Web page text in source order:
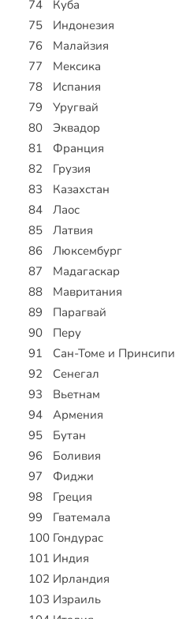
74
Куба
75
Индонезия
76
Малайзия
77
Мексика
78
Испания
79
Уругвай
80
Эквадор
81
Франция
82
Грузия
83
Казахстан
84
Лаос
85
Латвия
86
Люксембург
87
Мадагаскар
88
Мавритания
89
Парагвай
90
Перу
91
Сан-Томе и Принсипи
92
Сенегал
93
Вьетнам
94
Армения
95
Бутан
96
Боливия
97
Фиджи
98
Греция
99
Гватемала
100 Гондурас
101 Индия
102 Ирландия
103 Израиль